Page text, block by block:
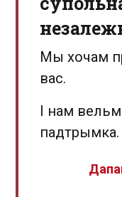
Мы хочам
вас.
І нам
падтрымка.